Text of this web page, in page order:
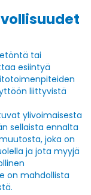
tai
esiintyä
liittyvistä
ylivoimaisesta
sellaista ennalta
joka on
ja jota myyjä
on mahdollista